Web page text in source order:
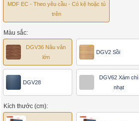
MDF EC - Theo yêu cầu - Có kệ hoặc tủ
trên
Màu sắc:
DGV36 Nâu vân
lớn
DGV2 Sồi
DGV28
DGV62 Xám chì
nhạt
Kích thước (cm):